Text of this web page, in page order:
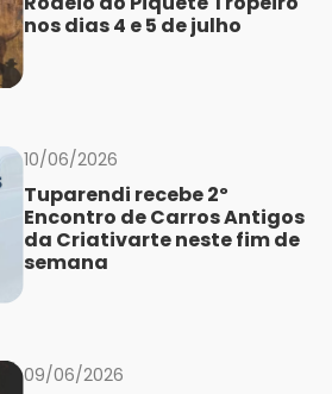
nos dias 4 e 5 de julho
10/06/2026
Tuparendi recebe 2º
Encontro de Carros Antigos
da Criativarte neste fim de
semana
09/06/2026